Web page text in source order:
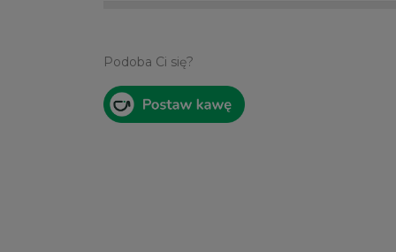
Podoba Ci się?